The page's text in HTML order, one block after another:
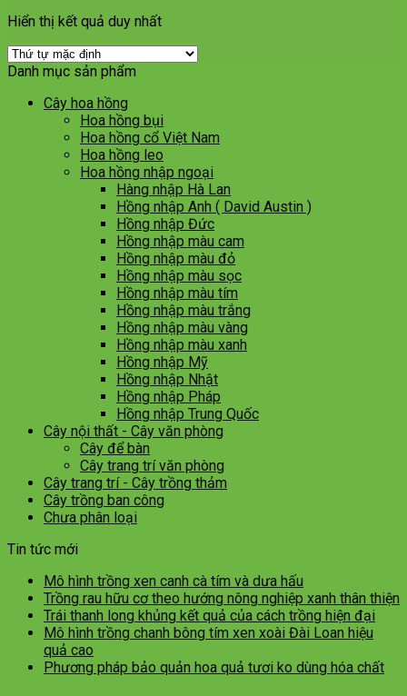
Hiển thị kết quả duy nhất
Danh mục sản phẩm
Cây hoa hồng
Hoa hồng bụi
Hoa hồng cổ Việt Nam
Hoa hồng leo
Hoa hồng nhập ngoại
Hàng nhập Hà Lan
Hồng nhập Anh ( David Austin )
Hồng nhập Đức
Hồng nhập màu cam
Hồng nhập màu đỏ
Hồng nhập màu sọc
Hồng nhập màu tím
Hồng nhập màu trắng
Hồng nhập màu vàng
Hồng nhập màu xanh
Hồng nhập Mỹ
Hồng nhập Nhật
Hồng nhập Pháp
Hồng nhập Trung Quốc
Cây nội thất - Cây văn phòng
Cây để bàn
Cây trang trí văn phòng
Cây trang trí - Cây trồng thảm
Cây trồng ban công
Chưa phân loại
Tin tức mới
Mô hình trồng xen canh cà tím và dưa hấu
Trồng rau hữu cơ theo hướng nông nghiệp xanh thân thiện
Trái thanh long khủng kết quả của cách trồng hiện đại
Mô hình trồng chanh bông tím xen xoài Đài Loan hiệu
quả cao
Phương pháp bảo quản hoa quả tươi ko dùng hóa chất